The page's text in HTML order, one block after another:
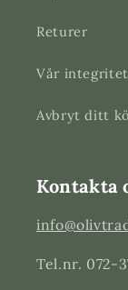
Returer
Vår
Avbryt ditt
Kontakta
Tel.nr. 072-